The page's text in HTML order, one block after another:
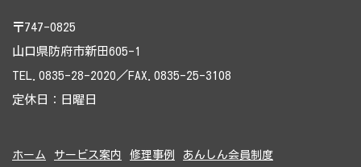
〒747-0825
山口県防府市新田605-1
TEL.0835-28-2020／FAX.0835-25-3108
定休日：日曜日
ホーム サービス案内 修理事例
あんしん会員制度